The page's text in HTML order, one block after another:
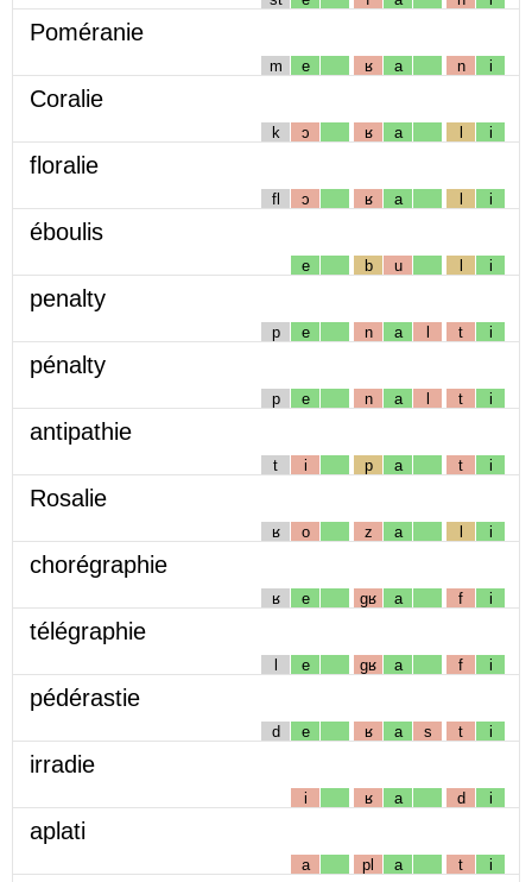
Poméranie
m e ʁ a n i
Coralie
k ɔ ʁ a l i
floralie
fl ɔ ʁ a l i
éboulis
e b u l i
penalty
p e n a l t i
pénalty
p e n a l t i
antipathie
t i p a t i
Rosalie
ʁ o z a l i
chorégraphie
ʁ e gʁ a f i
télégraphie
l e gʁ a f i
pédérastie
d e ʁ a s t i
irradie
i ʁ a d i
aplati
a pl a t i